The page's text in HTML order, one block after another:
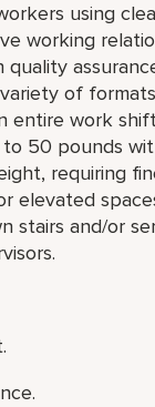
using
working
of
work
50 pounds
requiring
elevated
stairs and/or